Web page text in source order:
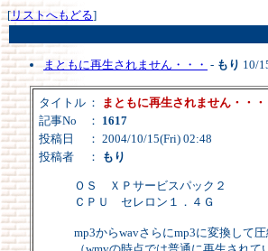
[リストへもどる]
まともに再生されません・・・ - もり 10/
タイトル ：
まともに再生されません・・・
記事No
： 1617
投稿日
： 2004/10/15(Fri) 02:48
投稿者
： もり
ＯＳ ＸＰサービスパック２
ＣＰＵ セレロン１．４Ｇ
mp3からwavさらにmp3に変換して